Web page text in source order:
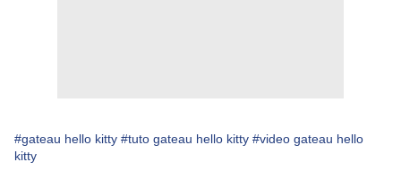
#gateau hello kitty #tuto gateau hello kitty #video gateau hello
kitty